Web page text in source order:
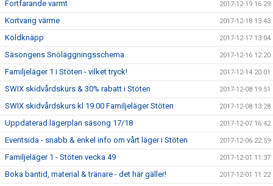
Fortfarande varmt 2017-12-19 16:29
Kortvarig värme 2017-12-18 13:43
Köldknäpp 2017-12-17 13:04
Säsongens Snöläggningsschema 2017-12-16 12:20
Familjeläger 1 i Stöten - vilket tryck! 2017-12-14 20:01
SWIX skidvårdskurs & 30% rabatt i Stöten 2017-12-08 19:51
SWIX skidvårdskurs kl 19.00 Familjeläger Stöten 2017-12-08 13:28
Uppdaterad lägerplan säsong 17/18 2017-12-07 16:42
Eventsida - snabb & enkel info om vårt läger i Stöten 2017-12-06 22:59
Familjeläger 1 - Stöten vecka 49 2017-12-01 11:37
Boka bantid, material & tränare - det här gäller! 2017-12-01 11:22